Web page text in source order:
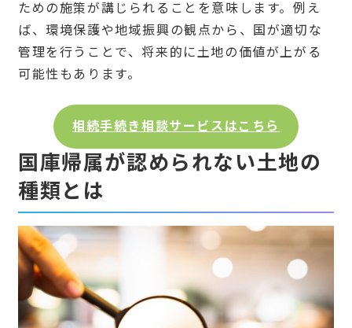
ための施策が講じられることを意味します。例え
ば、環境保護や地域振興の観点から、国が適切な
管理を行うことで、将来的に土地の価値が上がる
可能性もあります。
相続手続き相談サービスはこちら
国庫帰属が認められない土地の
種類とは